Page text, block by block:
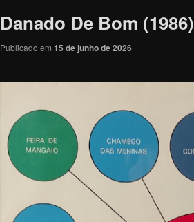
Danado De Bom (1986)
Publicado em 15 de junho de 2026